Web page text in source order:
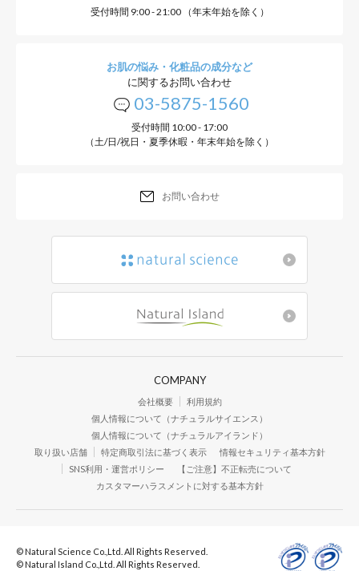
受付時間 9:00 - 21:00 （年末年始を除く）
お肌の悩み・化粧品の成分など
に関するお問い合わせ
03-5875-1560
受付時間 10:00 - 17:00
（土/日/祝日・夏季休暇・年末年始を除く）
お問い合わせ
COMPANY
会社概要
利用規約
個人情報について（ナチュラルサイエンス）
個人情報について（ナチュラルアイランド）
取り扱い店舗
特定商取引法に基づく表示
情報セキュリティ基本方針
SNS利用・運営ポリシー
【ご注意】不正転売について
カスタマーハラスメントに対する基本方針
© Natural Science Co.,Ltd. All Rights Reserved.
© Natural Island Co.,Ltd. All Rights Reserved.